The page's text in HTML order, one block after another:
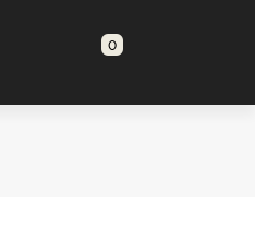
0